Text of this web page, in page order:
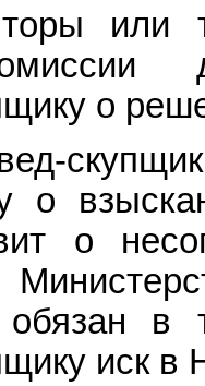
или
о
о
о
обязан в
иск в